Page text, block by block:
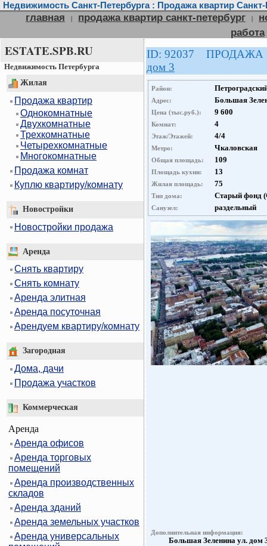
Недвижимость Санкт-Петербурга : Продажа квартир Санкт-
главная | продажа квартир санкт-петербург |
работа
ESTATE.SPB.RU
Недвижимость Петербурга
Жилая
Продажа квартир
Однокомнатные
Двухкомнатные
Трехкомнатные
Четырехкомнатные
Многокомнатные
Продажа комнат
Куплю квартиру/комнату
Новостройки
Новостройки продажа
Аренда
Снять квартиру
Снять комнату
Аренда элитная
Аренда посуточная
Арендуем квартиру/комнату
Загородная
Дома, дачи
Продажа участков
Коммерческая
Аренда
Аренда офисов
Аренда торговых
помещений
Аренда производственных
складов
Аренда зданий
Аренда земельных участков
Аренда универсальных
ID: 92037
дом 3
Район:
Адрес: Большая
Цена (тыс.руб.): 9 600
Комнат: 4
Этаж/Этажей: 4/4
Метро: Чкаловская
Общая площадь: 109
Площадь кухни: 13
Жилая площадь: 75
Тип дома: Старый фонд
Санузел: раздельный
Дополнительная информация:
Большая Зеленина ул. дом